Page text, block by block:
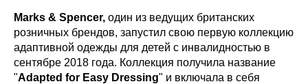
Marks & Spencer, один из ведущих британских
розничных брендов, запустил свою первую коллекцию
адаптивной одежды для детей с инвалидностью в
сентябре 2018 года. Коллекция получила название
"Adapted for Easy Dressing" и включала в себя